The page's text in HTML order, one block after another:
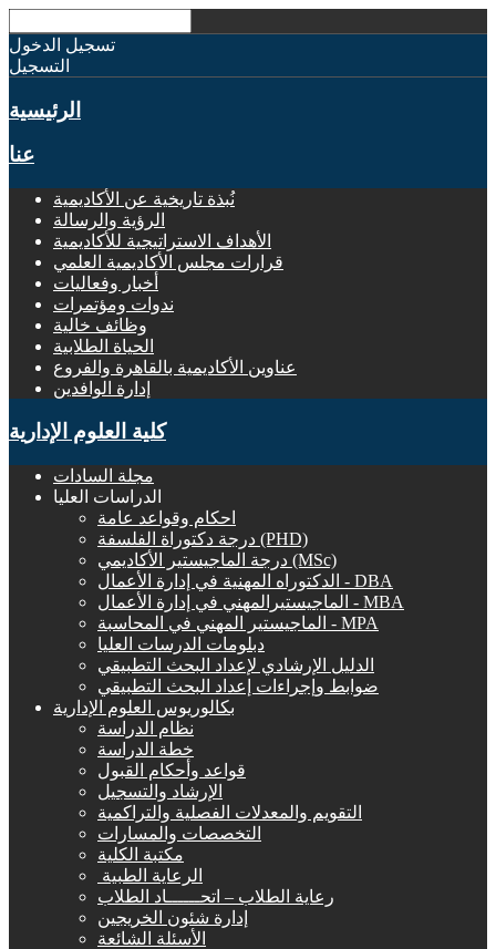
تسجيل الدخول
التسجيل
الرئيسية
عنا
نُبذة تاريخية عن الأكاديمية
الرؤية والرسالة
الأهداف الاستراتيجية للأكاديمية
قرارات مجلس الأكاديمية العلمي
أخبار وفعاليات
ندوات ومؤتمرات
وظائف خالية
الحياة الطلابية
عناوين الأكاديمية بالقاهرة والفروع
إدارة الوافدين
كلية العلوم الإدارية
مجلة السادات
الدراسات العليا
احكام وقواعد عامة
درجة دكتوراة الفلسفة (PHD)
درجة الماجيستير الأكاديمي (MSc)
الدكتوراه المهنية في إدارة الأعمال - DBA
الماجيستيرالمهني في إدارة الأعمال - MBA
الماجيستير المهني في المحاسبة - MPA
دبلومات الدرسات العليا
الدليل الإرشادي لإعداد البحث التطبيقي
ضوابط وإجراءات إعداد البحث التطبيقي
بكالوريوس العلوم الإدارية
نظام الدراسة
خطة الدراسة
قواعد وأحكام القبول
الإرشاد والتسجيل
التقويم والمعدلات الفصلية والتراكمية
التخصصات والمسارات
مكتبة الكلية
الرعاية الطبية ‏
رعاية الطلاب – اتحــــــاد الطلاب
إدارة شئون الخريجين
الأسئلة الشائعة